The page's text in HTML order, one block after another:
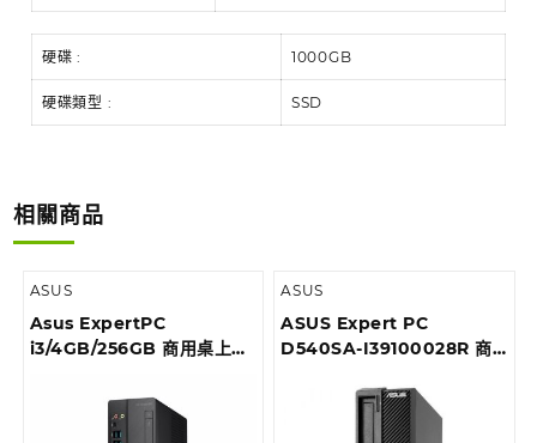
硬碟 : 1000GB
硬碟類型 : SSD
相關商品
ASUS
Asus ExpertPC
i3/4GB/256GB 商用桌上型
I39100013T
ASUS
ASUS Expert PC
D540SA-I39100028R 商